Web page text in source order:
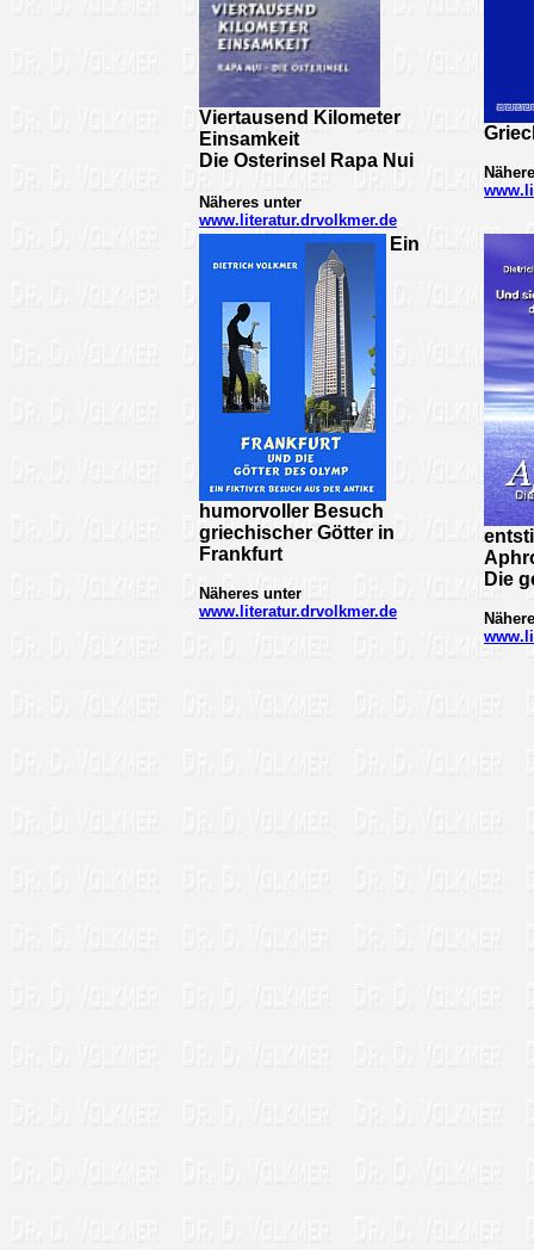
Viertausend Kilometer
Einsamkeit
Die Osterinsel Rapa Nui
Näheres unter
www.literatur.drvolkmer.de
Ein
humorvoller Besuch
griechischer Götter in
Frankfurt
Näheres unter
www.literatur.drvolkmer.de
Die